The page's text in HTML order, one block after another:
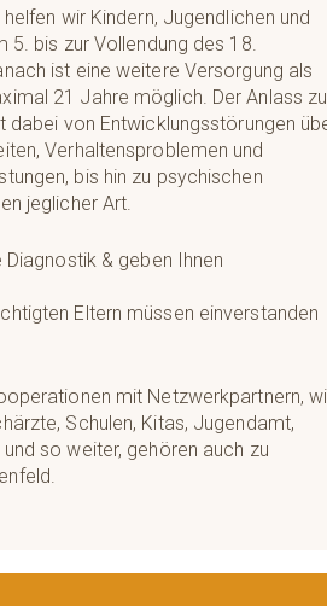
wir Kindern, Jugendlichen und
5. bis zur Vollendung des 18.
ist eine weitere Versorgung als
21 Jahre möglich. Der Anlass
dabei von Entwicklungsstörungen
Verhaltensproblemen und
bis hin zu psychischen
jeglicher Art.
Diagnostik & geben Ihnen
Eltern müssen einverstanden
mit Netzwerkpartnern,
Schulen, Kitas, Jugendamt,
so weiter, gehören auch zu